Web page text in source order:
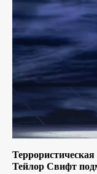
Тейлор Свифт